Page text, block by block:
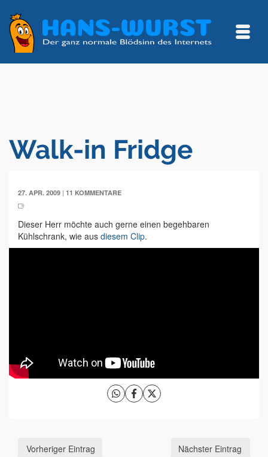
Walk-in Fridge
27. APR. 2009 | 11 KOMMENTARE
Dieser Herr möchte auch gerne einen begehbaren
Kühlschrank, wie aus diesem Clip.
Vorheriger Eintrag Nächster Eintrag